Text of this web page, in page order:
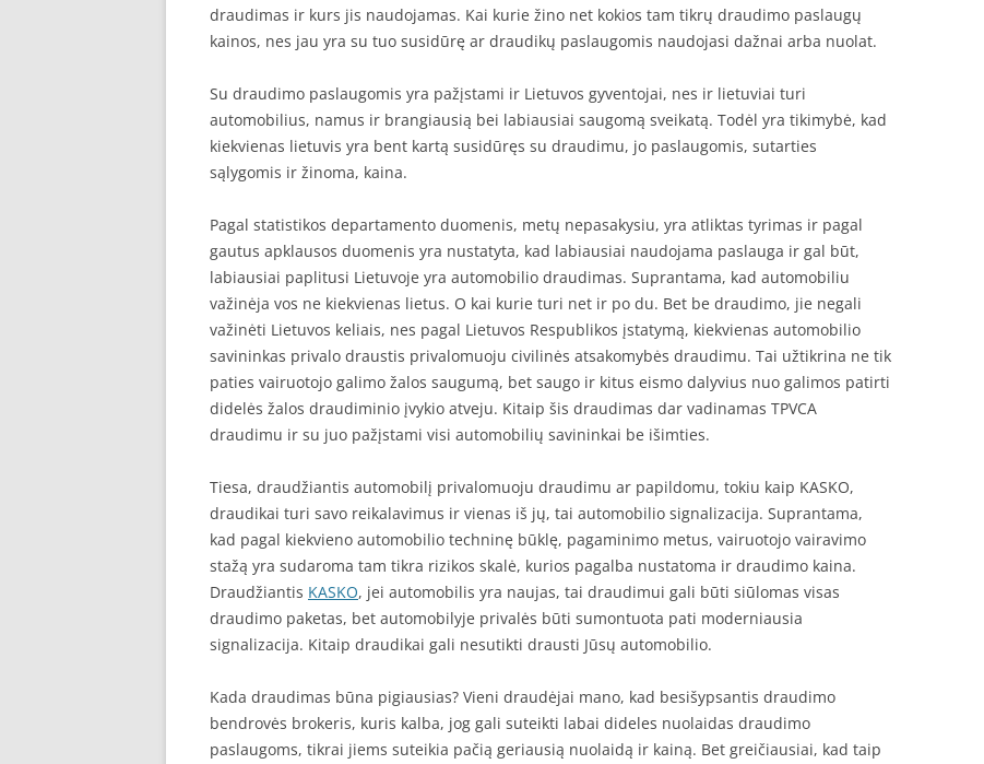
draudimas ir kurs jis naudojamas. Kai kurie žino net kokios tam tikrų draudimo paslaugų
kainos, nes jau yra su tuo susidūrę ar draudikų paslaugomis naudojasi dažnai arba nuolat.
Su draudimo paslaugomis yra pažįstami ir Lietuvos gyventojai, nes ir lietuviai turi
automobilius, namus ir brangiausią bei labiausiai saugomą sveikatą. Todėl yra tikimybė, kad
kiekvienas lietuvis yra bent kartą susidūręs su draudimu, jo paslaugomis, sutarties
sąlygomis ir žinoma, kaina.
Pagal statistikos departamento duomenis, metų nepasakysiu, yra atliktas tyrimas ir pagal
gautus apklausos duomenis yra nustatyta, kad labiausiai naudojama paslauga ir gal būt,
labiausiai paplitusi Lietuvoje yra automobilio draudimas. Suprantama, kad automobiliu
važinėja vos ne kiekvienas lietus. O kai kurie turi net ir po du. Bet be draudimo, jie negali
važinėti Lietuvos keliais, nes pagal Lietuvos Respublikos įstatymą, kiekvienas automobilio
savininkas privalo draustis privalomuoju civilinės atsakomybės draudimu. Tai užtikrina ne tik
paties vairuotojo galimo žalos saugumą, bet saugo ir kitus eismo dalyvius nuo galimos patirti
didelės žalos draudiminio įvykio atveju. Kitaip šis draudimas dar vadinamas TPVCA
draudimu ir su juo pažįstami visi automobilių savininkai be išimties.
Tiesa, draudžiantis automobilį privalomuoju draudimu ar papildomu, tokiu kaip KASKO,
draudikai turi savo reikalavimus ir vienas iš jų, tai automobilio signalizacija. Suprantama,
kad pagal kiekvieno automobilio techninę būklę, pagaminimo metus, vairuotojo vairavimo
stažą yra sudaroma tam tikra rizikos skalė, kurios pagalba nustatoma ir draudimo kaina.
Draudžiantis KASKO, jei automobilis yra naujas, tai draudimui gali būti siūlomas visas
draudimo paketas, bet automobilyje privalės būti sumontuota pati moderniausia
signalizacija. Kitaip draudikai gali nesutikti drausti Jūsų automobilio.
Kada draudimas būna pigiausias? Vieni draudėjai mano, kad besišypsantis draudimo
bendrovės brokeris, kuris kalba, jog gali suteikti labai dideles nuolaidas draudimo
paslaugoms, tikrai jiems suteikia pačią geriausią nuolaidą ir kainą. Bet greičiausiai, kad taip